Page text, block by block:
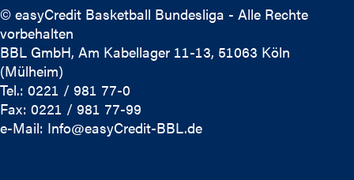
© easyCredit Basketball Bundesliga - Alle Rechte
vorbehalten
BBL GmbH, Am Kabellager 11-13, 51063 Köln
(Mülheim)
Tel.: 0221 / 981 77-0
Fax: 0221 / 981 77-99
e-Mail: Info@easyCredit-BBL.de